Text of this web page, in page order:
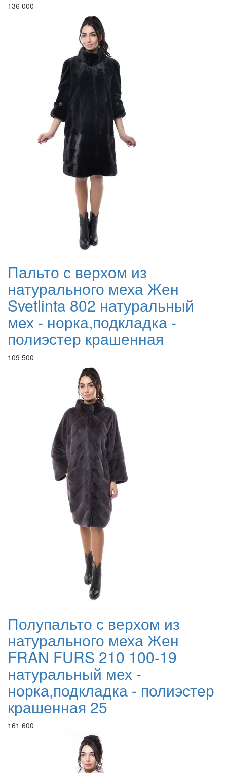
136 000
Пальто с верхом из
натурального меха Жен
Svetlinta 802 натуральный
мех - норка,подкладка -
полиэстер крашенная
109 500
Полупальто с верхом из
натурального меха Жен
FRAN FURS 210 100-19
натуральный мех -
норка,подкладка - полиэстер
крашенная 25
161 600